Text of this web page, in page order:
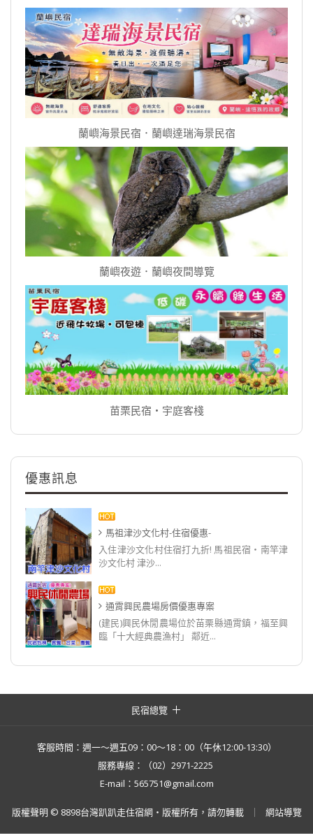
蘭嶼海景民宿．蘭嶼達瑞海景民宿
蘭嶼夜遊．蘭嶼夜間導覽
苗栗民宿‧宇庭客棧
優惠訊息
馬祖津沙文化村-住宿優惠-
入住津沙文化村住宿打九折! 馬祖民宿‧南竿津
沙文化村 津沙...
通霄興民農場房價優惠專案
(建民)興民休閒農場位於苗栗縣通霄鎮，福至興
臨「十大經典農漁村」 鄰近...
民宿總覽
客服時間：週一～週五09：00～18：00（午休12:00-13:30）
服務專線：（02）2971-2225
E-mail：565751@gmail.com
版權聲明 © 8898台灣趴趴走住宿網・版權所有，請勿轉載 網站導覽